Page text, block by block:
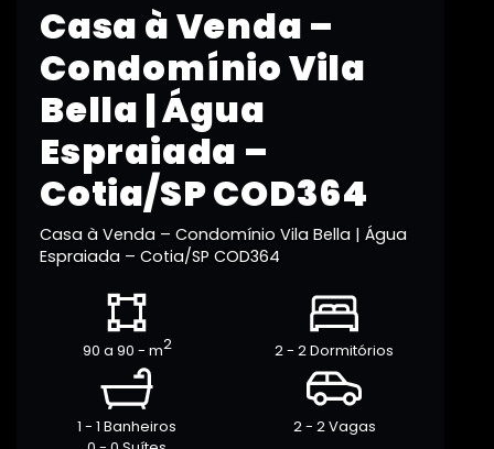
Casa à Venda –
Condomínio Vila
Bella | Água
Espraiada –
Cotia/SP COD364
Casa à Venda – Condomínio Vila Bella | Água
Espraiada – Cotia/SP COD364
90 a 90 - m2 2 - 2 Dormitórios
1 - 1 Banheiros
2 - 2 Vagas